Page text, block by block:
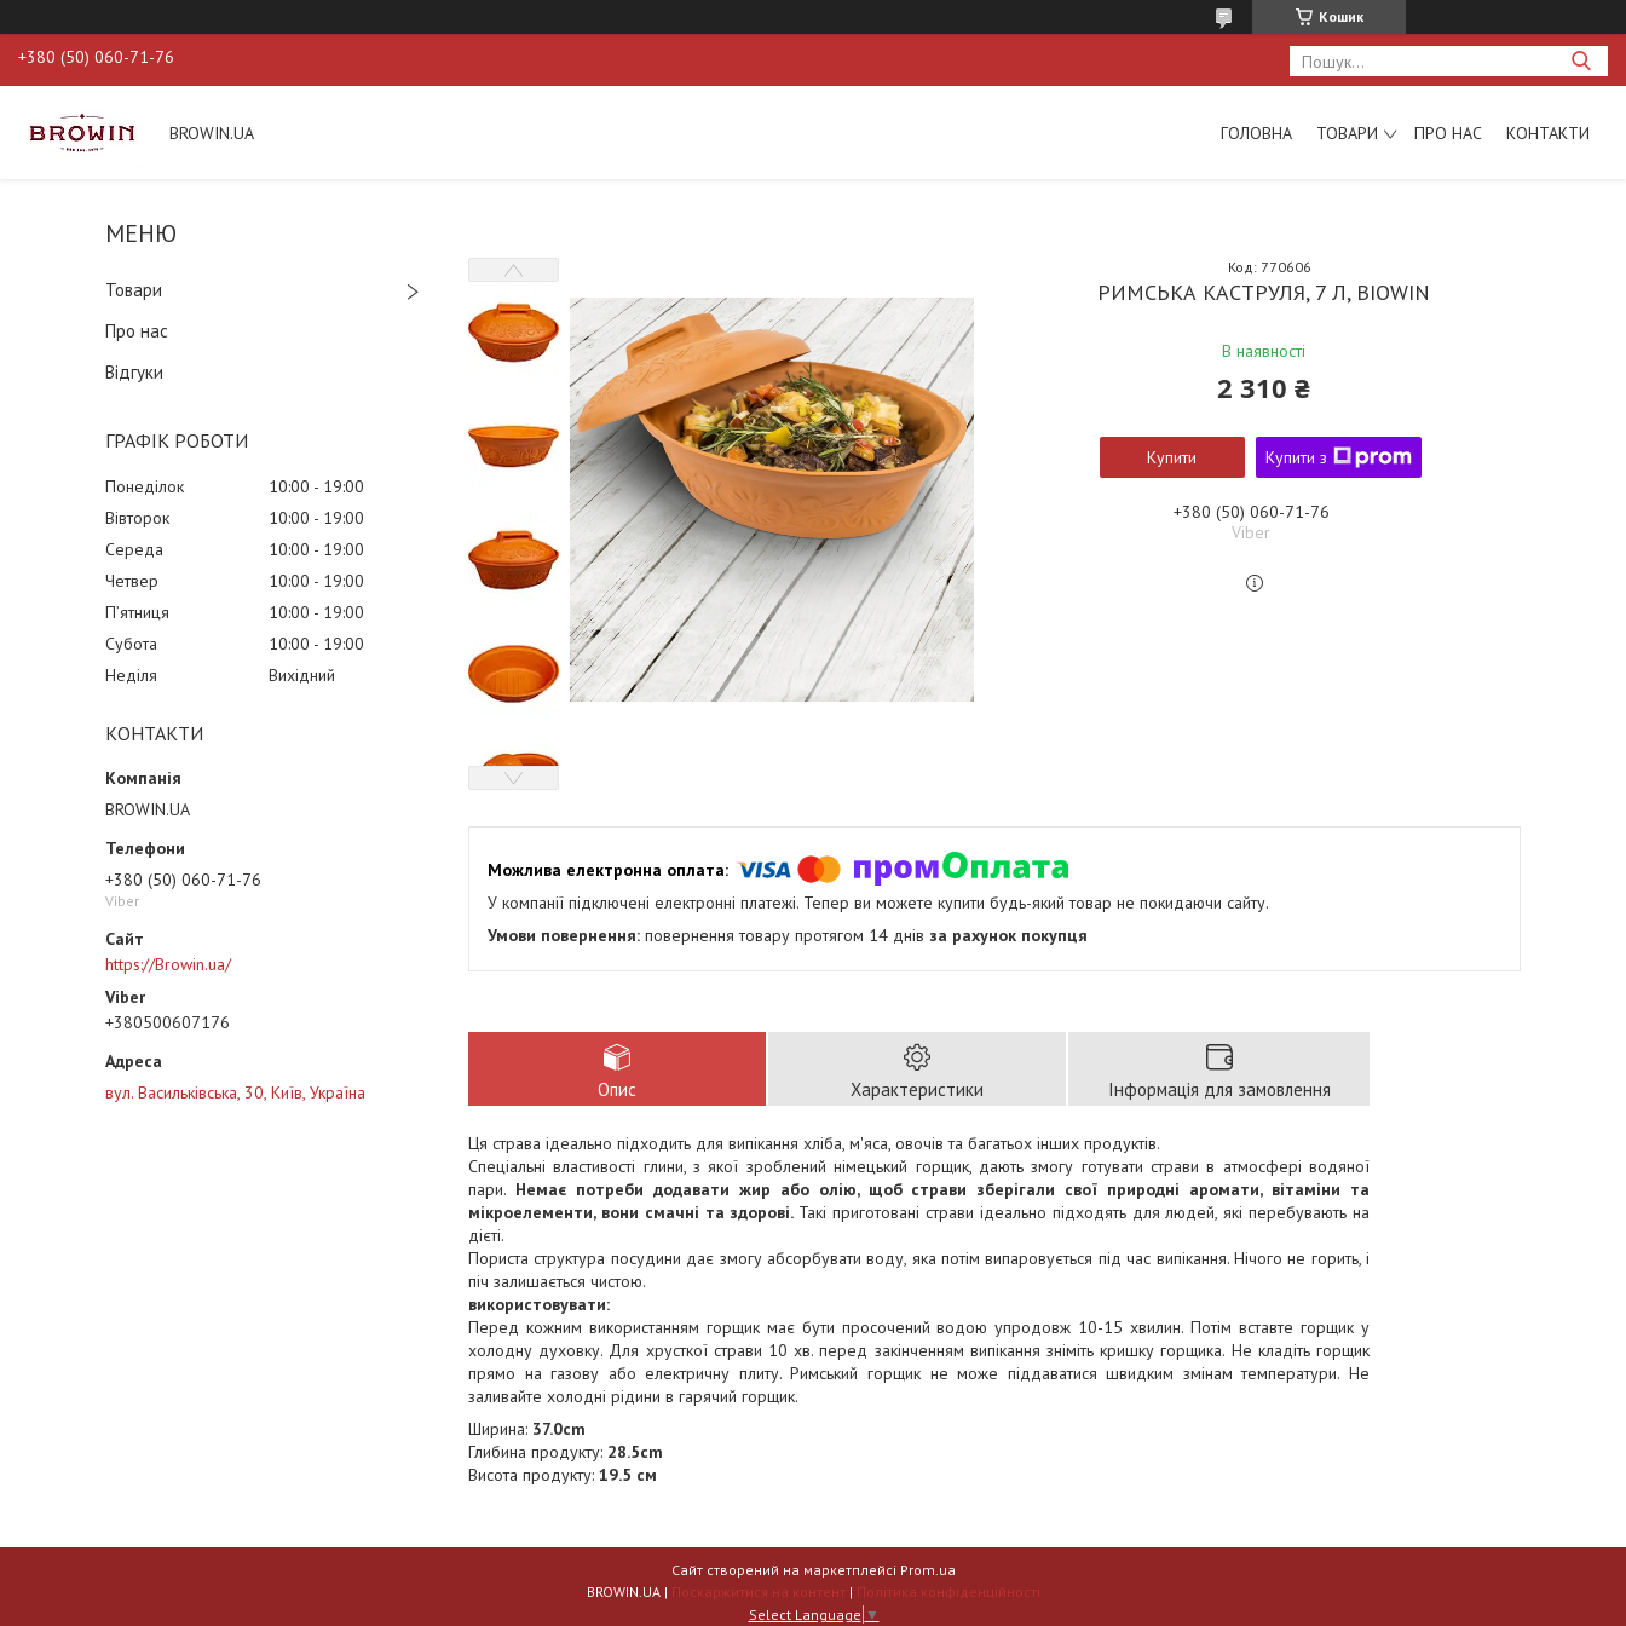
Кошик
+380 (50) 060-71-76
BROWIN.UA ГОЛОВНА ТОВАРИ ПРО НАС КОНТАКТИ
Товари
Про нас
Відгуки
ГРАФІК РОБОТИ
Понеділок 10:00
19:00
Вівторок
10:00
19:00
Середа
10:00
19:00
Четвер
10:00
19:00
Пʼятниця
10:00
19:00
Субота
10:00
19:00
Неділя
Вихідний
КОНТАКТИ
BROWIN.UA
+380 (50) 060-71-76
Viber
https://Browin.ua/
+380500607176
вул. Васильківська, 30, Київ, Україна
РИМСЬКА КАСТРУЛЯ, 7 Л, BIOWIN
В наявності
Код: 770606
2 310 ₴
Купити Купити з
+380 (50) 060-71-76
Viber
У компанії підключені електронні платежі. Тепер ви можете купити будь-який товар не покидаючи сайту.
повернення товару протягом 14 днів за рахунок покупця
Опис Характеристики Інформація для замовлення
Ця страва ідеально підходить для випікання хліба, м'яса, овочів та багатьох інших продуктів.
Спеціальні властивості глини, з якої зроблений німецький горщик, дають змогу готувати страви в атмосфері водяної
пари. Немає потреби додавати жир або олію, щоб страви зберігали свої природні аромати, вітаміни та
мікроелементи, вони смачні та здорові. Такі приготовані страви ідеально підходять для людей, які перебувають на
дієті.
Пориста структура посудини дає змогу абсорбувати воду, яка потім випаровується під час випікання. Нічого не горить, і
піч залишається чистою.
використовувати:
Перед кожним використанням горщик має бути просочений водою упродовж 10-15 хвилин. Потім вставте горщик у
холодну духовку. Для хрусткої страви 10 хв. перед закінченням випікання зніміть кришку горщика. Не кладіть горщик
прямо на газову або електричну плиту. Римський горщик не може піддаватися швидким змінам температури. Не
заливайте холодні рідини в гарячий горщик.
Ширина: 37.0cm
Глибина продукту: 28.5cm
Висота продукту: 19.5 см
Сайт створений на маркетплейсі Prom.ua
BROWIN.UA | Поскаржитися на контент | Політика конфіденційності
Select Language ▼